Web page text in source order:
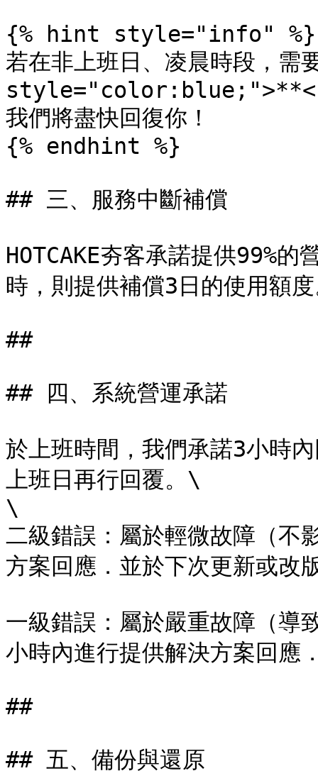
{% hint style="info" %}
若在非上班日、凌晨時段，需
我們將盡快回復你！
{% endhint %}
## 三、服務中斷補償
HOTCAKE夯客承諾提供99%
時，則提供補償3日的使用額
##
## 四、系統營運承諾
於上班時間，我們承諾3小時
上班日再行回覆。\
\
二級錯誤：屬於輕微故障（不
方案回應．並於下次更新或改
一級錯誤：屬於嚴重故障（導
小時內進行提供解決方案回應
##
## 五、備份與還原